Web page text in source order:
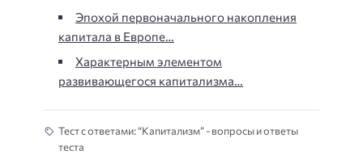
Эпохой первоначального накопления
капитала в Европе…
Характерным элементом
развивающегося капитализма…
Тест с ответами: “Капитализм” - вопросы и ответы
теста